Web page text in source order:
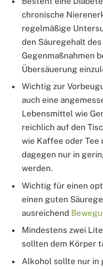
chronische
regelmäßige
den Säuregehalt
Gegenmaßnahmen
Übersäuerung
Wichtig zur
auch eine
Lebensmittel wie
reichlich auf den
wie Kaffee oder
dagegen nur in
werden.
Wichtig für einen
einen guten
ausreichend
Mindestens zwei
sollten dem Körper
Alkohol sollte nur in